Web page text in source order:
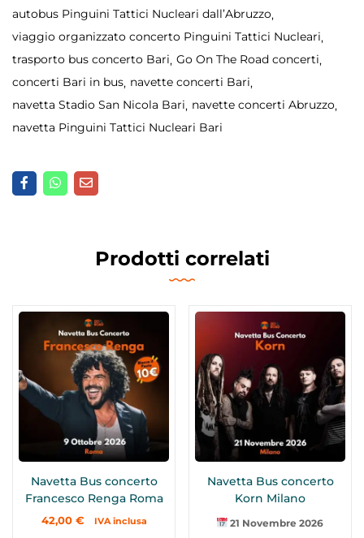
autobus Pinguini Tattici Nucleari dall’Abruzzo
viaggio organizzato concerto Pinguini Tattici Nucleari
trasporto bus concerto Bari Go On The Road concerti
concerti Bari in bus navette concerti Bari
navetta Stadio San Nicola Bari navette concerti Abruzzo
navetta Pinguini Tattici Nucleari Bari
Prodotti correlati
Navetta Bus concerto
Francesco Renga Roma
42,00 € IVA inclusa
Navetta Bus concerto
Korn Milano
21 Novembre 2026